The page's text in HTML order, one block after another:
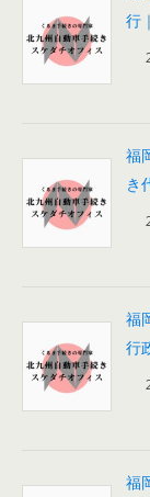
行
福
き
福
行
福